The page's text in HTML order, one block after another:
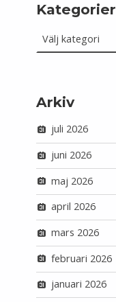
Kategorier
Arkiv
juli 2026
juni 2026
maj 2026
april 2026
mars 2026
februari 2026
januari 2026